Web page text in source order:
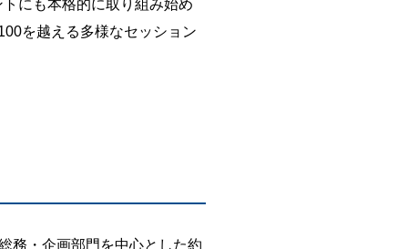
にも本格的に取り組み始め
を越える多様なセッション
務・企画部門を中心とした約